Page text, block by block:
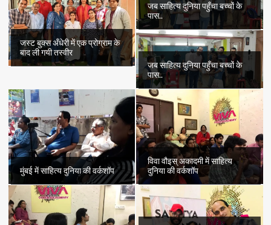
जस्ट बुक्स अँधेरी में एक प्रोग्राम के
बाद ली गयी तस्वीर
जब साहित्य दुनिया पहुँचा बच्चों के
पास..
जब साहित्य दुनिया पहुँचा बच्चों के
पास..
मुंबई में साहित्य दुनिया की वर्कशॉप
विवा वौइस् अकादमी में साहित्य
दुनिया की वर्कशॉप